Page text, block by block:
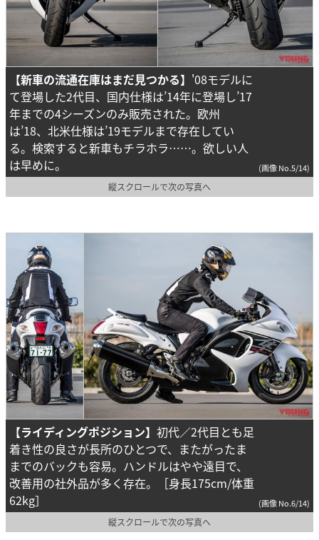
【新車の流通在庫はまだ見つかる】 '08モデルに
て登場した2代目、国内仕様は’14年に登場し’17
年までの4シーズンのみ販売された。欧州
は’18、北米仕様は’19モデルまで存在してい
る。検索すると新車もチラホラ……。欲しい人
は早めに。
(画像 No.5/14)
縦スクロールで次の写真へ
【ライディングポジション】 初代／2代目とも足
着き性の良さが長所のひとつで、またがったま
までのバックも容易。ハンドルはやや遠目で、
改善用の社外品が多く存在。［身長175cm/体重
62kg］
(画像 No.6/14)
縦スクロールで次の写真へ